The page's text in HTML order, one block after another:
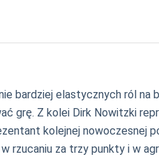
bardziej elastycznych ról
grę. Z kolei Dirk Nowitzki
kolejnej nowoczesnej
rzucaniu za trzy punkty i w